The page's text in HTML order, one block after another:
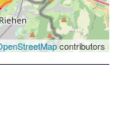
contributors